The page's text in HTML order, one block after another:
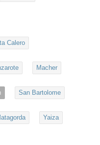
Calero
Macher
San Bartolome
Yaiza